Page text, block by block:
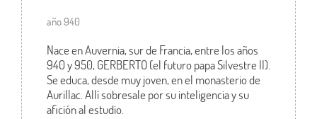
año 940
Nace en Auvernia, sur de Francia, entre los años
940 y 950, GERBERTO (el futuro papa Silvestre II).
Se educa, desde muy joven, en el monasterio de
Aurillac. Allí sobresale por su inteligencia y su
afición al estudio.